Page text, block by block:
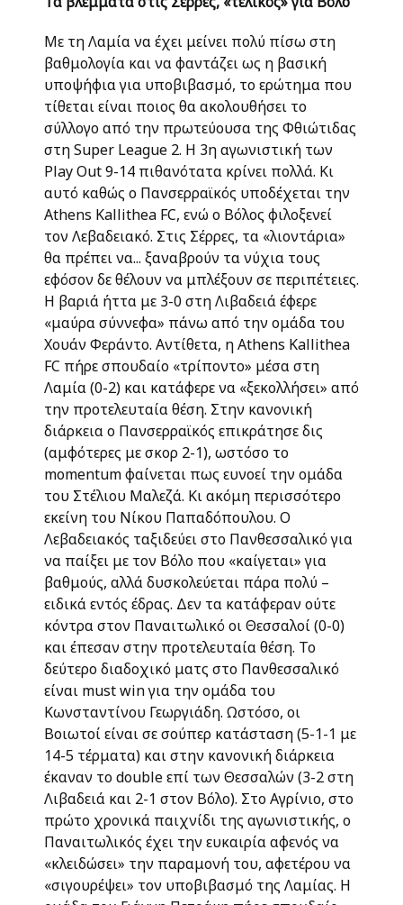
Με τη Λαμία να έχει μείνει πολύ πίσω στη
βαθμολογία και να φαντάζει ως η βασική
υποψήφια για υποβιβασμό, το ερώτημα που
τίθεται είναι ποιος θα ακολουθήσει το
σύλλογο από την πρωτεύουσα της Φθιώτιδας
στη Super League 2. Η 3η αγωνιστική των
Play Out 9-14 πιθανότατα κρίνει πολλά. Κι
αυτό καθώς ο Πανσερραϊκός υποδέχεται την
Athens Kallithea FC, ενώ ο Βόλος φιλοξενεί
τον Λεβαδειακό. Στις Σέρρες, τα «λιοντάρια»
θα πρέπει να... ξαναβρούν τα νύχια τους
εφόσον δε θέλουν να μπλέξουν σε περιπέτειες.
Η βαριά ήττα με 3-0 στη Λιβαδειά έφερε
«μαύρα σύννεφα» πάνω από την ομάδα του
Χουάν Φεράντο. Αντίθετα, η Athens Kallithea
FC πήρε σπουδαίο «τρίποντο» μέσα στη
Λαμία (0-2) και κατάφερε να «ξεκολλήσει» από
την προτελευταία θέση. Στην κανονική
διάρκεια ο Πανσερραϊκός επικράτησε δις
(αμφότερες με σκορ 2-1), ωστόσο το
momentum φαίνεται πως ευνοεί την ομάδα
του Στέλιου Μαλεζά. Κι ακόμη περισσότερο
εκείνη του Νίκου Παπαδόπουλου. Ο
Λεβαδειακός ταξιδεύει στο Πανθεσσαλικό για
να παίξει με τον Βόλο που «καίγεται» για
βαθμούς, αλλά δυσκολεύεται πάρα πολύ –
ειδικά εντός έδρας. Δεν τα κατάφεραν ούτε
κόντρα στον Παναιτωλικό οι Θεσσαλοί (0-0)
και έπεσαν στην προτελευταία θέση. Το
δεύτερο διαδοχικό ματς στο Πανθεσσαλικό
είναι must win για την ομάδα του
Κωνσταντίνου Γεωργιάδη. Ωστόσο, οι
Βοιωτοί είναι σε σούπερ κατάσταση (5-1-1 με
14-5 τέρματα) και στην κανονική διάρκεια
έκαναν το double επί των Θεσσαλών (3-2 στη
Λιβαδειά και 2-1 στον Βόλο). Στο Αγρίνιο, στο
πρώτο χρονικά παιχνίδι της αγωνιστικής, ο
Παναιτωλικός έχει την ευκαιρία αφενός να
«κλειδώσει» την παραμονή του, αφετέρου να
«σιγουρέψει» τον υποβιβασμό της Λαμίας. Η